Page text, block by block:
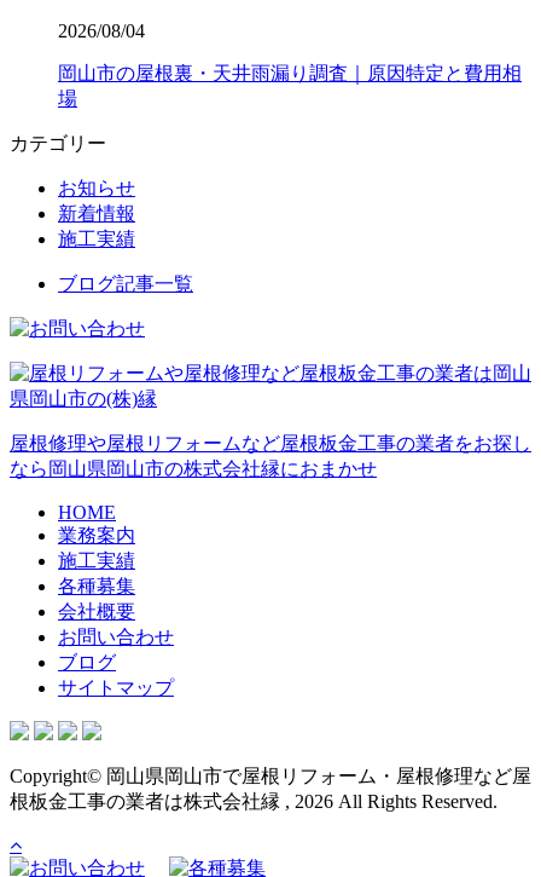
2026/08/04
岡山市の屋根裏・天井雨漏り調査｜原因特定と費用相
場
カテゴリー
お知らせ
新着情報
施工実績
ブログ記事一覧
屋根修理や屋根リフォームなど屋根板金工事の業者をお探し
なら岡山県岡山市の株式会社縁におまかせ
HOME
業務案内
施工実績
各種募集
会社概要
お問い合わせ
ブログ
サイトマップ
Copyright© 岡山県岡山市で屋根リフォーム・屋根修理など屋
根板金工事の業者は株式会社縁 , 2026 All Rights Reserved.